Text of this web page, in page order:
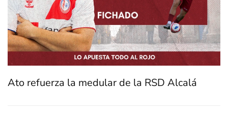
Ato refuerza la medular de la RSD Alcalá